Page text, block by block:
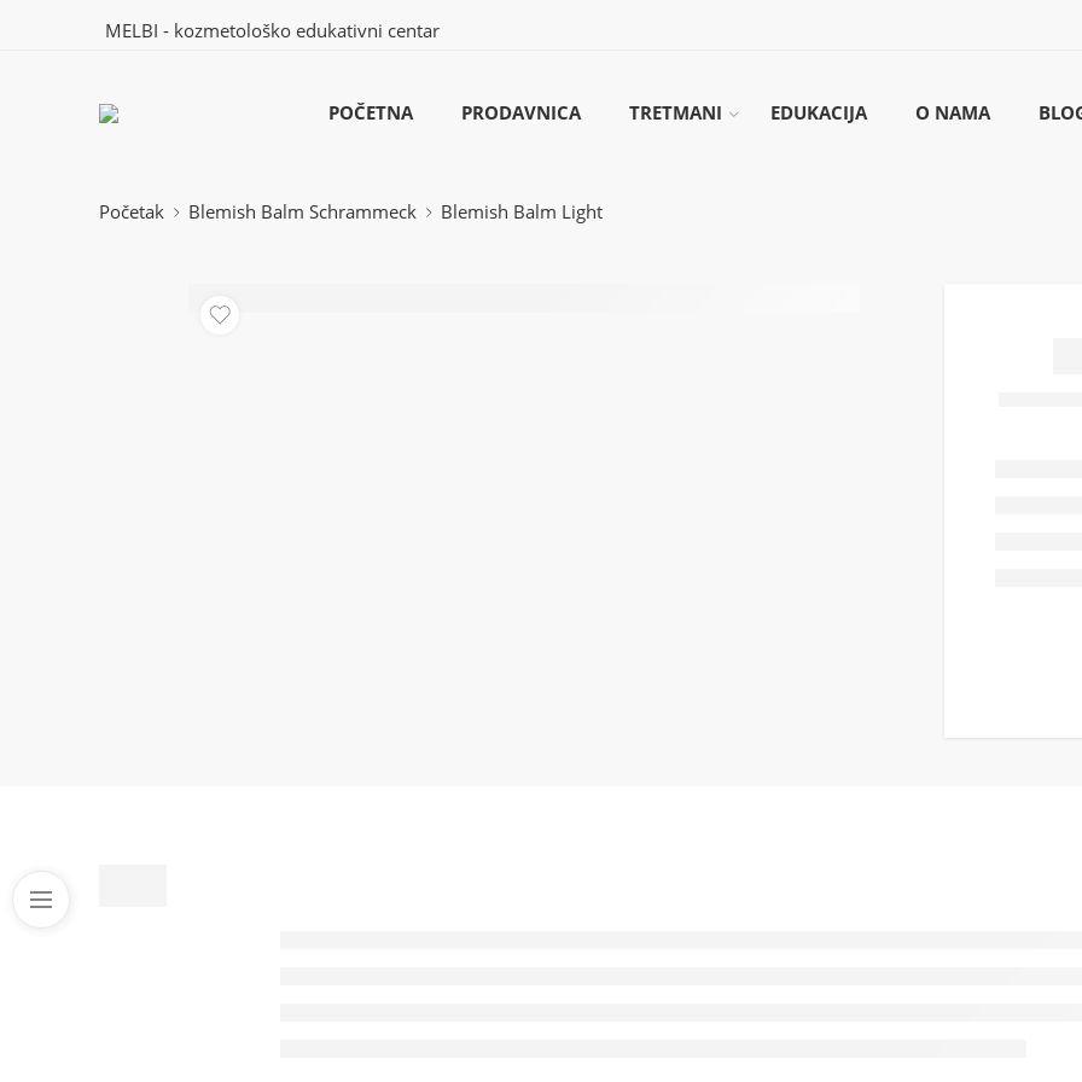
MELBI - kozmetološko edukativni centar
POČETNA PRODAVNICA TRETMANI EDUKACIJA O NAMA
Početak Blemish Balm Schrammeck Blemish Balm Light